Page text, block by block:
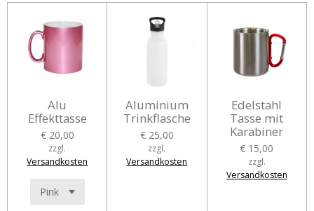
Alu
Effekttasse
€ 20,00
zzgl.
Versandkosten
Aluminium
Trinkflasche
€ 25,00
zzgl.
Versandkosten
Edelstahl
Tasse mit
Karabiner
€ 15,00
zzgl.
Versandkosten